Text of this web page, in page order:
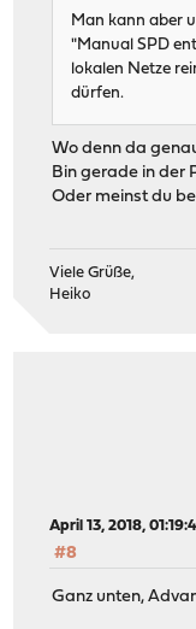
Man kann aber
"Manual SPD
lokalen Netze
dürfen.
Wo denn da
Bin gerade in der
Oder meinst du
Viele Grüße,
Heiko
April 13, 2018,
#8
Ganz unten,